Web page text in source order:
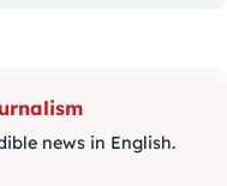
news in English.